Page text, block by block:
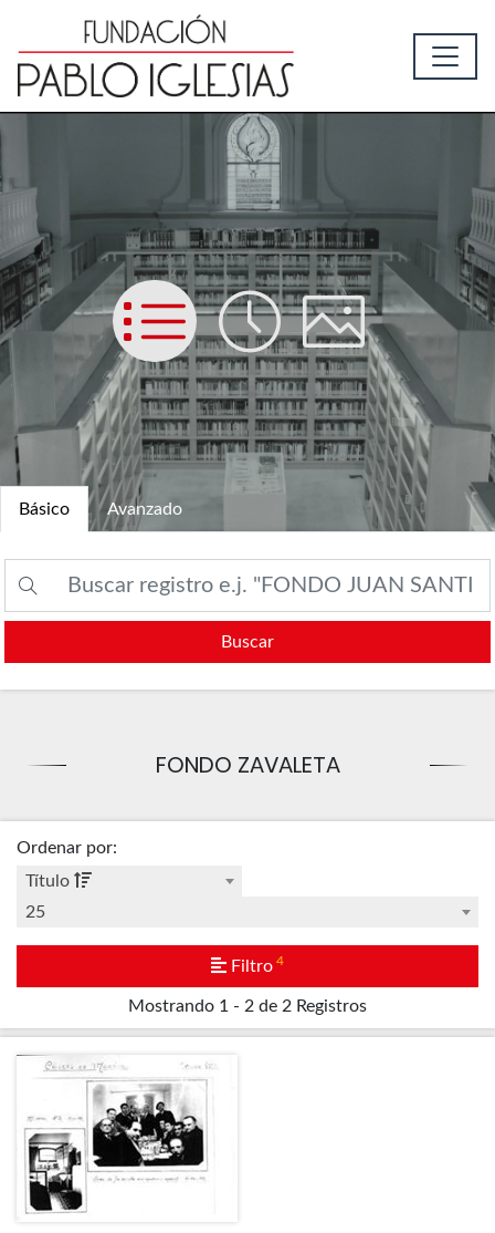
List Time Picture
Básico Avanzado
Buscar
FONDO ZAVALETA
Mostrando 1 - 2 de 2 Registros
Ordenar por:
Título
25
Filtro 4